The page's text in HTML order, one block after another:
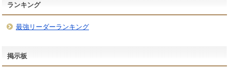
ランキング
最強リーダーランキング
掲示板